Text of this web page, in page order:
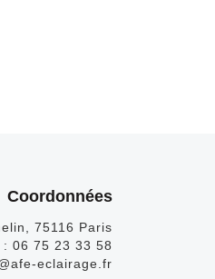
Coordonnées
75116 Paris
: 06 75 23 33 58
eclairage.fr